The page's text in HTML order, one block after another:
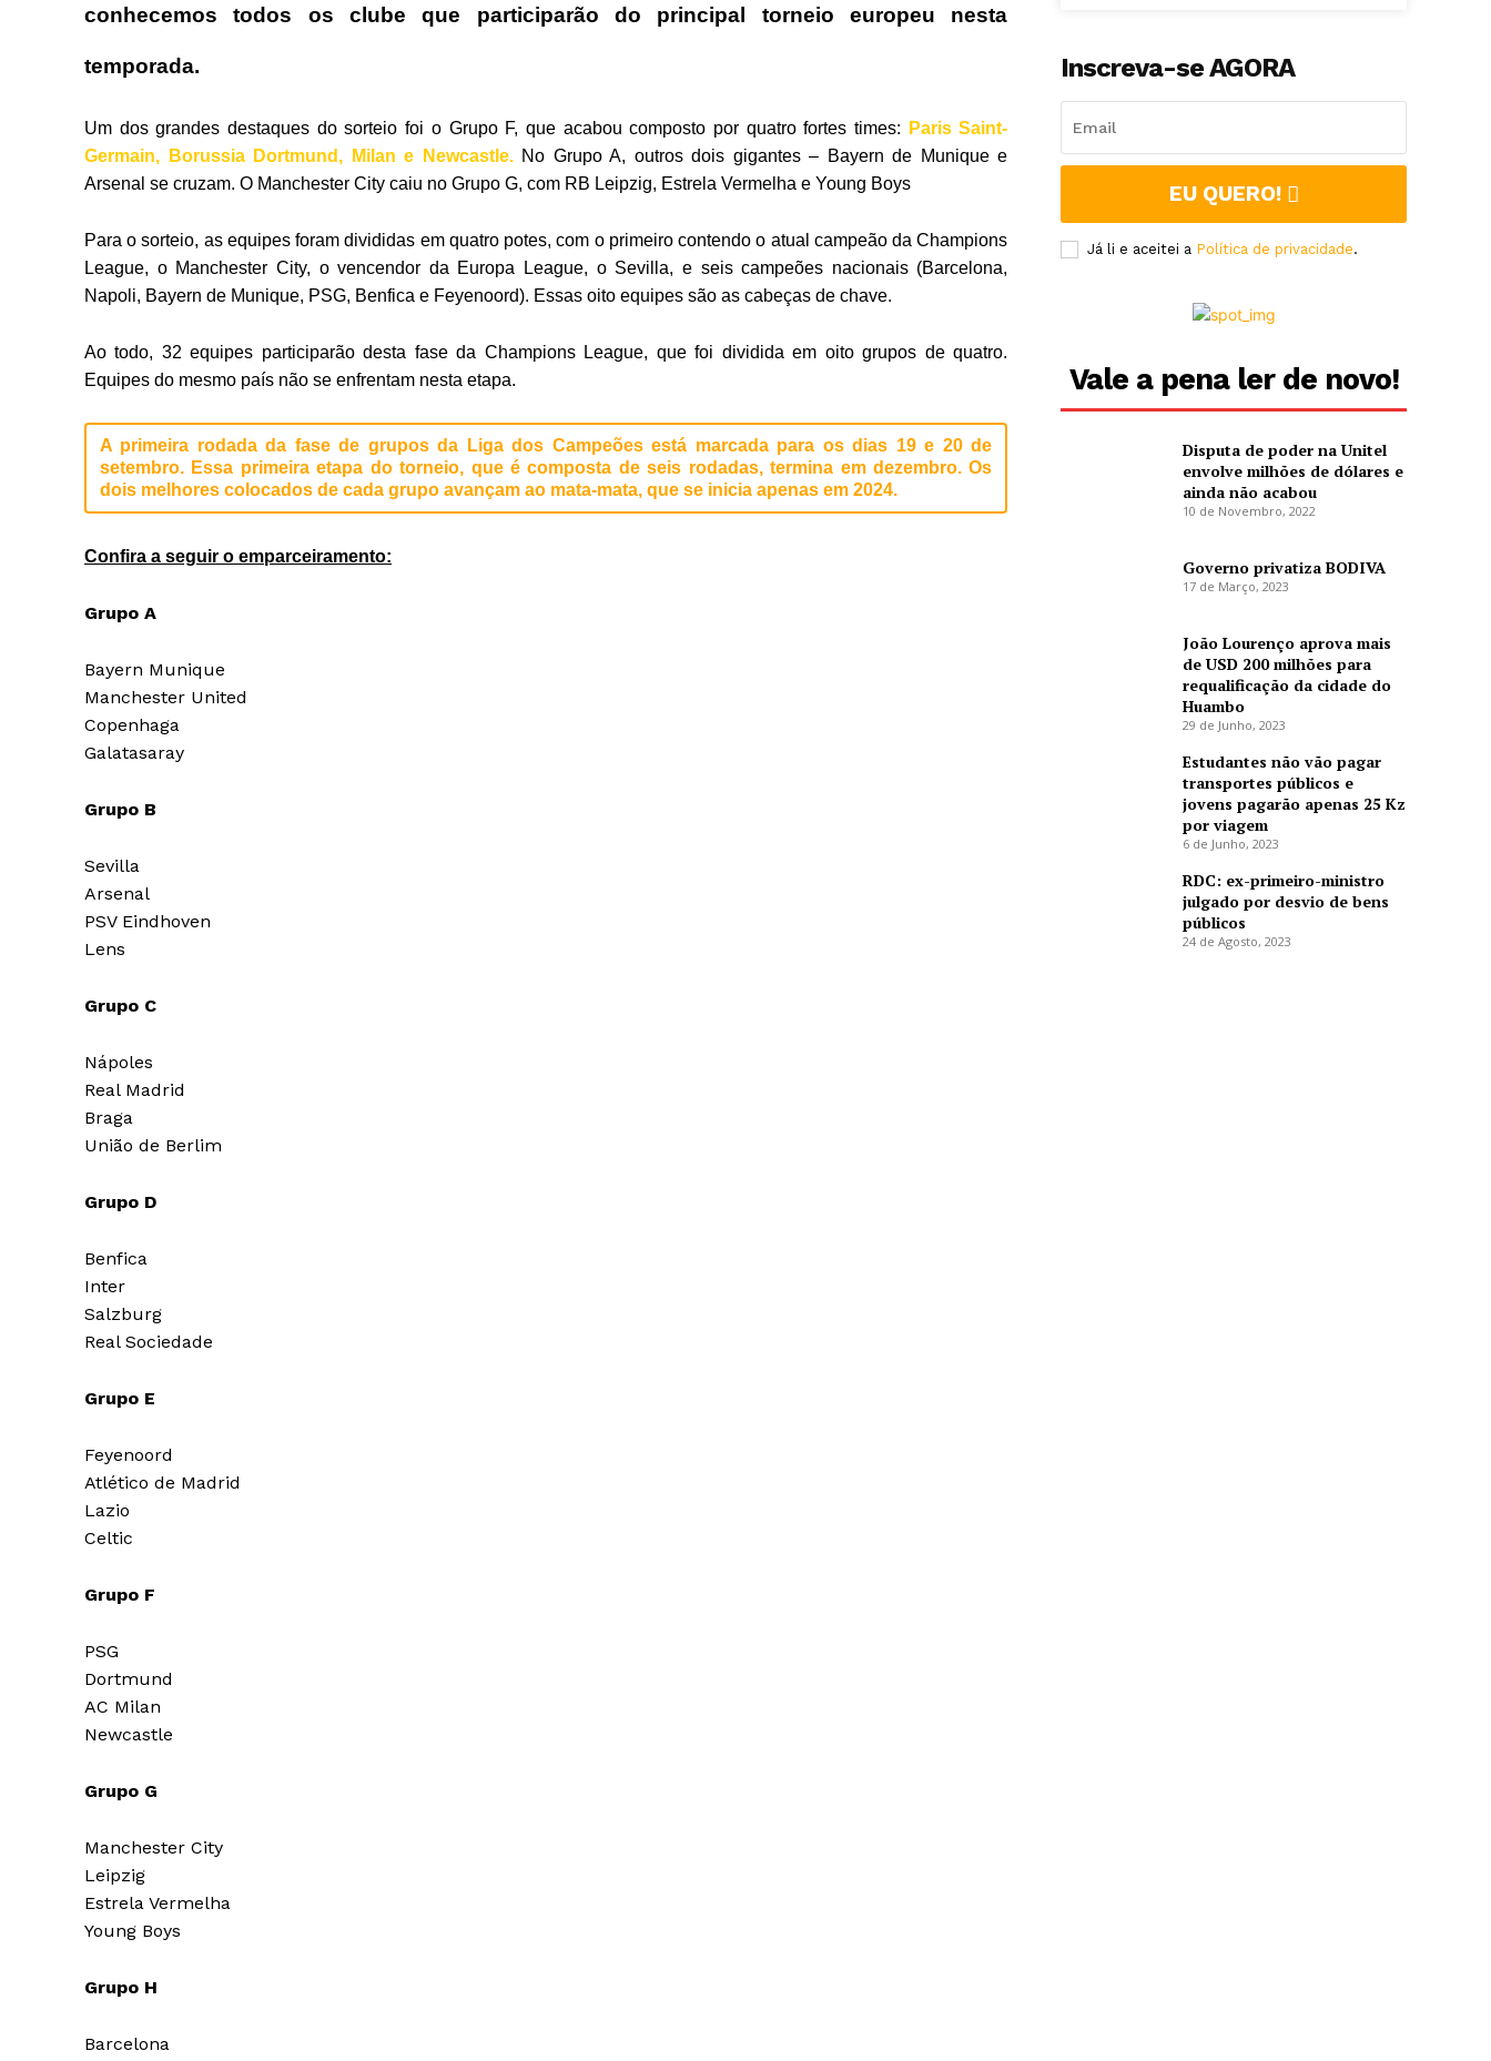
conhecemos todos os clube que participarão do principal torneio europeu nesta
temporada.
Um dos grandes destaques do sorteio foi o Grupo F, que acabou composto por quatro fortes times:
Paris Saint-
Germain, Borussia Dortmund, Milan e Newcastle.No Grupo A, outros dois gigantes – Bayern de Munique e
Arsenal se cruzam. O Manchester City caiu no Grupo G, com RB Leipzig, Estrela Vermelha e Young Boys
Para o sorteio, as equipes foram divididas em quatro potes, com o primeiro contendo o atual campeão da Champions
League, o Manchester City, o vencendor da Europa League, o Sevilla, e seis campeões nacionais (Barcelona,
Napoli, Bayern de Munique, PSG, Benfica e Feyenoord). Essas oito equipes são as cabeças de chave.
Ao todo, 32 equipes participarão desta fase da Champions League, que foi dividida em oito grupos de quatro.
Equipes do mesmo país não se enfrentam nesta etapa.
A primeira rodada da fase de grupos da Liga dos Campeões está marcada para os dias 19 e 20 de
setembro. Essa primeira etapa do torneio, que é composta de seis rodadas, termina em dezembro. Os
dois melhores colocados de cada grupo avançam ao mata-mata, que se inicia apenas em 2024.
Confira a seguir o emparceiramento:
Grupo A
Bayern Munique
Manchester United
Copenhaga
Galatasaray
Grupo B
Sevilla
Arsenal
PSV Eindhoven
Lens
Grupo C
Nápoles
Real Madrid
Braga
União de Berlim
Grupo D
Benfica
Inter
Salzburg
Real Sociedade
Grupo E
Feyenoord
Atlético de Madrid
Lazio
Celtic
Grupo F
PSG
Dortmund
AC Milan
Newcastle
Grupo G
Manchester City
Leipzig
Estrela Vermelha
Young Boys
Grupo H
Barcelona
Inscreva-se AGORA
EU QUERO!
Já li e aceitei a Política de privacidade.
Vale a pena ler de novo!
Disputa de poder na Unitel
envolve milhões de dólares e
ainda não acabou
10 de Novembro, 2022
Governo privatiza BODIVA
17 de Março, 2023
João Lourenço aprova mais
de USD 200 milhões para
requalificação da cidade do
Huambo
29 de Junho, 2023
Estudantes não vão pagar
transportes públicos e
jovens pagarão apenas 25 Kz
por viagem
6 de Junho, 2023
RDC: ex-primeiro-ministro
julgado por desvio de bens
públicos
24 de Agosto, 2023